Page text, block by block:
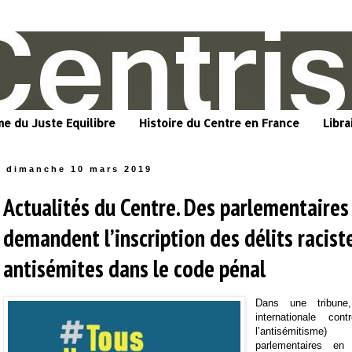
du Juste Equilibre Histoire du Centre en France
dimanche 10 mars 2019
Actualités du Centre. Des
demandent l’inscription des délits
antisémites dans le code pénal
Dans une
internationale
parlementaires